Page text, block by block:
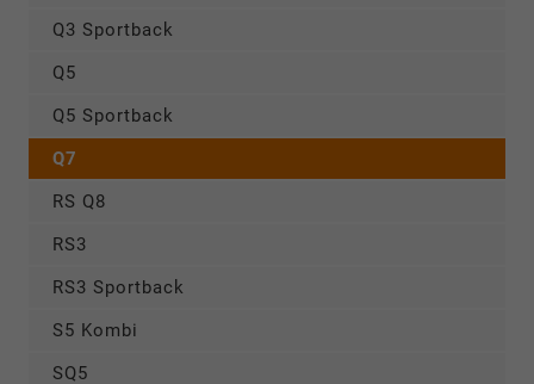
Q3 Sportback
Q5
Q5 Sportback
Q7
RS Q8
RS3
RS3 Sportback
S5 Kombi
SQ5